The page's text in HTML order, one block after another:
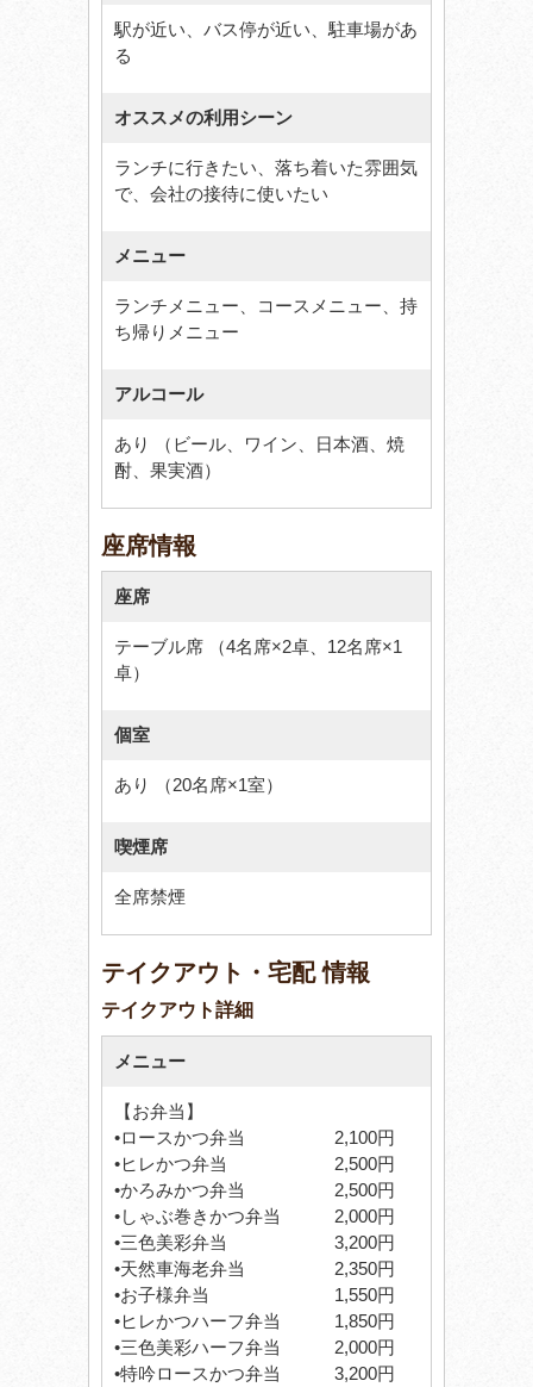
駅が近い、バス停が近い、駐車場があ
る
オススメの利用シーン
ランチに行きたい、落ち着いた雰囲気
で、会社の接待に使いたい
メニュー
ランチメニュー、コースメニュー、持
ち帰りメニュー
アルコール
あり （ビール、ワイン、日本酒、焼
酎、果実酒）
座席情報
座席
テーブル席 （4名席×2卓、12名席×1
卓）
個室
あり （20名席×1室）
喫煙席
全席禁煙
テイクアウト・宅配 情報
テイクアウト詳細
メニュー
【お弁当】
•ロースかつ弁当 2,100円
•ヒレかつ弁当 2,500円
•かろみかつ弁当 2,500円
•しゃぶ巻きかつ弁当 2,000円
•三色美彩弁当 3,200円
•天然車海老弁当 2,350円
•お子様弁当 1,550円
•ヒレかつハーフ弁当 1,850円
•三色美彩ハーフ弁当 2,000円
•特吟ロースかつ弁当 3,200円